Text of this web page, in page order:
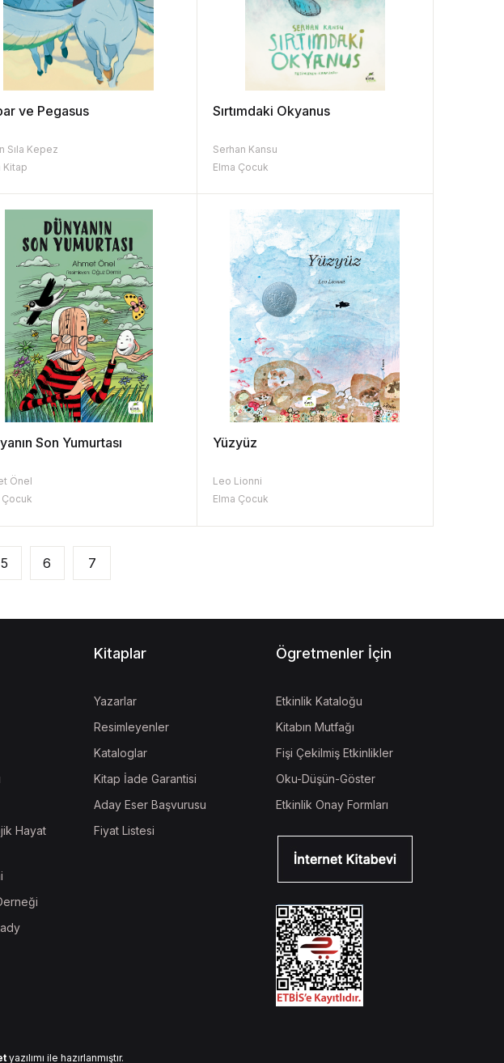
ve Pegasus
Sıla Kepez
Kitap
Sırtımdaki Okyanus
Serhan Kansu
Elma Çocuk
Son Yumurtası
Önel
Çocuk
Yüzyüz
Leo Lionni
Elma Çocuk
5 6 7
Hayat
Kitaplar
Yazarlar
Resimleyenler
Kataloglar
Kitap İade Garantisi
Aday Eser Başvurusu
Fiyat Listesi
Ögretmenler İçin
Etkinlik Kataloğu
Kitabın Mutfağı
Fişi Çekilmiş Etkinlikler
Oku-Düşün-Göster
Etkinlik Onay Formları
yazılımı ile hazırlanmıştır.